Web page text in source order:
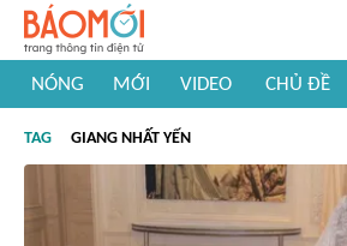
NÓNG MỚI VIDEO CHỦ ĐỀ
#Khám phá thế giới
TAG GIANG NHẤT YẾN